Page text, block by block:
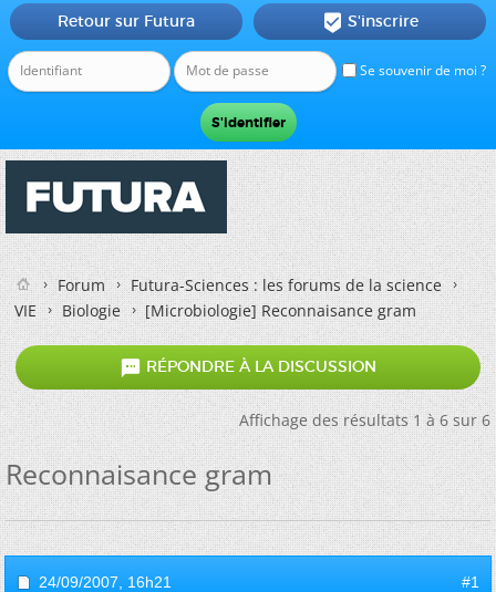
Se souvenir de moi ?
Retour sur Futura  S'inscrire
Forum
Futura-Sciences : les forums de la science
VIE
Biologie [Microbiologie]Reconnaisance gram
 RÉPONDRE À LA DISCUSSION
Affichage des résultats 1 à 6 sur 6
Reconnaisance gram
24/09/2007, 16h21 #1